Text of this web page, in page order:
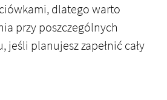
dlatego warto
przy poszczególnych
planujesz zapełnić cały